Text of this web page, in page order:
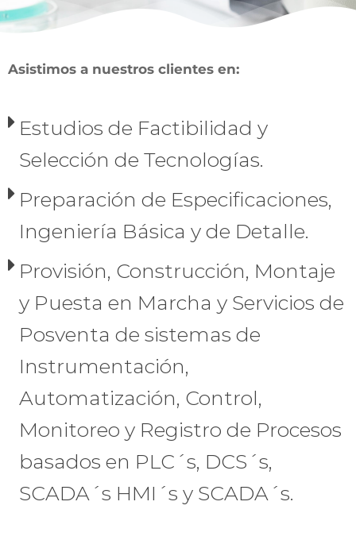
Asistimos a nuestros clientes en:
Estudios de Factibilidad y
Selección de Tecnologías.
Preparación de Especificaciones,
Ingeniería Básica y de Detalle.
Provisión, Construcción, Montaje
y Puesta en Marcha y Servicios de
Posventa de sistemas de
Instrumentación,
Automatización, Control,
Monitoreo y Registro de Procesos
basados en PLC´s, DCS´s,
SCADA´s HMI´s y SCADA´s.